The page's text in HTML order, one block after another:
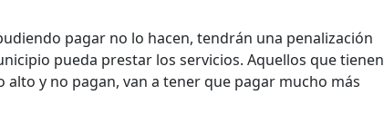
pagar no lo hacen, tendrán una penalización
pueda prestar los servicios. Aquellos que tienen
y no pagan, van a tener que pagar mucho más